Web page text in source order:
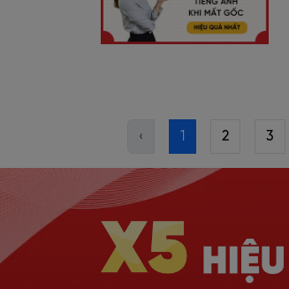
‹ 1 2 3